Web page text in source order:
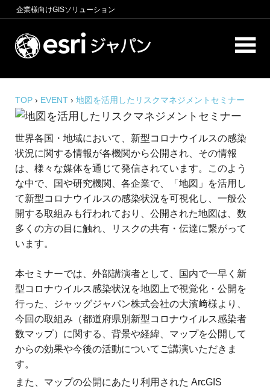
ン
企業様向けGISソリューション
シ
ョ
ン
イ
ン
テ
ジ
ェ
ン
ス・
置
圏
分
エ
リ
ア
マ
ー
ケ
テ
ィ
ン
環
境
分
析、
SCM、
リ
ス
ク
対
TOP › EVENT › 地図を活用したリスクマネジメントセミナー
世界各国・地域において、新型コロナウイルスの感染
状況に関する情報が各機関から公開され、その情報
は、様々な媒体を通じて発信されています。このよう
な中で、国や研究機関、各企業で、「地図」を活用し
て新型コロナウイルスの感染状況を可視化し、一般公
開する取組みも行われており、公開された地図は、数
多くの方の目に触れ、リスクの共有・伝達に繋がって
います。
本セミナーでは、外部講演者として、国内で一早く新
型コロナウイルス感染状況を地図上で視覚化・公開を
行った、ジャッグジャパン株式会社の大濱﨑様より、
今回の取組み（都道府県別新型コロナウイルス感染者
数マップ）に関する、背景や経緯、マップを公開して
からの効果や今後の活動についてご講演いただきま
す。
また、マップの公開にあたり利用された ArcGIS